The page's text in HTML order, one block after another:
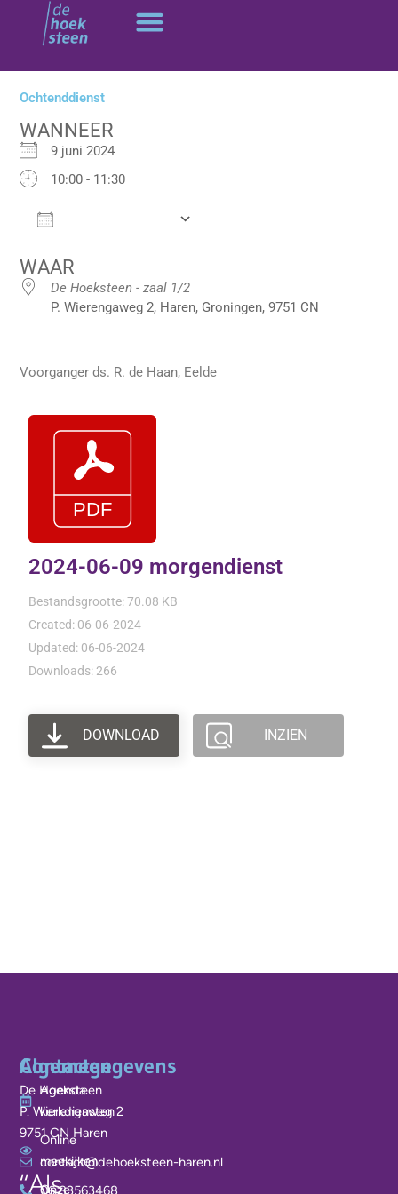
inhoud
Ochtenddienst
WANNEER
9 juni 2024
10:00 - 11:30
WAAR
De Hoeksteen - zaal 1/2
P. Wierengaweg 2, Haren, Groningen, 9751 CN
Voorganger ds. R. de Haan, Eelde
2024-06-09 morgendienst
Bestandsgrootte: 70.08 KB
Created: 06-06-2024
Updated: 06-06-2024
Downloads: 266
DOWNLOAD INZIEN
‘‘Als
Algemeen
Agenda
kerkdiensten
Online
meekijken
Onze
Contactgegevens
De Hoeksteen
P. Wierengaweg 2
9751 CN Haren
contact@dehoeksteen-haren.nl
06 83563468